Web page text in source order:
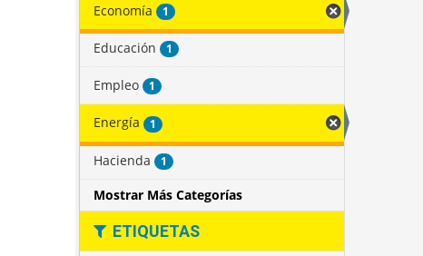
Economía 1
Educación 1
Empleo 1
Energía 1
Hacienda 1
Mostrar Más Categorías
ETIQUETAS